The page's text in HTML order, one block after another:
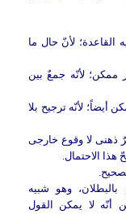
القاعدة؛ لأنّ حال ما
ممکن؛ لأنّه جمعٌ بین
أیضاً؛ لأنّه ترجیح بلا
ذهنی لا وقوع خارجی
هذا الاحتمال.
وهو شبیه
أنّه لا یمکن القول